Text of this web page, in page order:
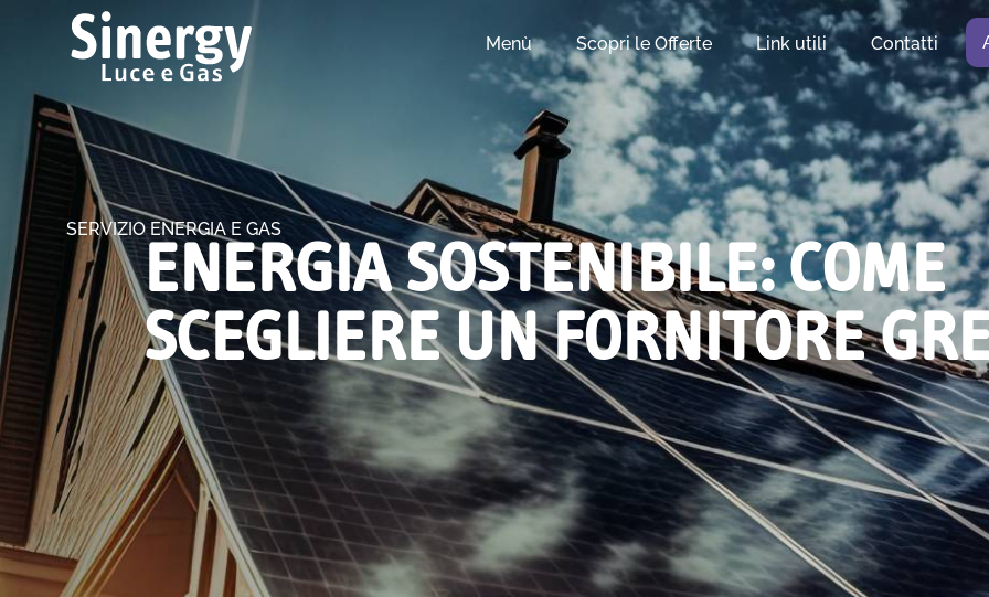
Menù Scopri le Offerte Link utili Contatti
SERVIZIO ENERGIA E GAS
ENERGIA SOSTENIBILE: COME
SCEGLIERE UN FORNITORE